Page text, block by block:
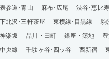
表参道･青山 麻布･広尾 渋谷･恵比
下北沢･三軒茶屋
東横線･目黒線 駒
神楽坂
品川・田町 銀座・築地 豊
中央線
千駄ヶ谷･四ッ谷 西新宿